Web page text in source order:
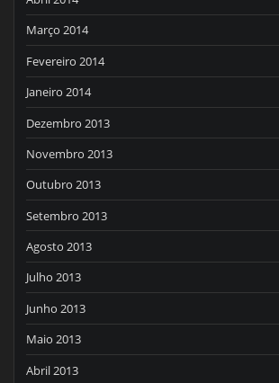
Março 2014
Fevereiro 2014
Janeiro 2014
Dezembro 2013
Novembro 2013
Outubro 2013
Setembro 2013
Agosto 2013
Julho 2013
Junho 2013
Maio 2013
Abril 2013